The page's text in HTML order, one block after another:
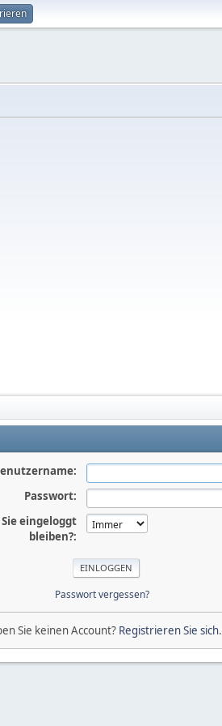
Passwort:
eingeloggt
bleiben?:
Passwort vergessen?
Sie keinen Account? Registrieren Sie sich.